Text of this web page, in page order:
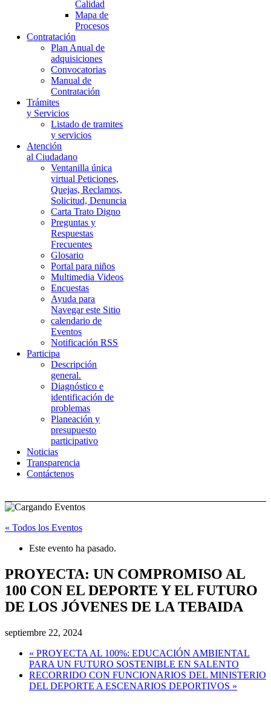
Calidad
Mapa de
Procesos
Contratación
Plan Anual de
adquisiciones
Convocatorias
Manual de
Contratación
Trámites
y Servicios
Listado de tramites
y servicios
Atención
al Ciudadano
Ventanilla única
virtual Peticiones,
Quejas, Reclamos,
Solicitud, Denuncia
Carta Trato Digno
Preguntas y
Respuestas
Frecuentes
Glosario
Portal para niños
Multimedia Videos
Encuestas
Ayuda para
Navegar este Sitio
calendario de
Eventos
Notificación RSS
Participa
Descripción
general.
Diagnóstico e
identificación de
problemas
Planeación y
presupuesto
participativo
Noticias
Transparencia
Contáctenos
« Todos los Eventos
Este evento ha pasado.
PROYECTA: UN COMPROMISO AL
100 CON EL DEPORTE Y EL FUTURO
DE LOS JÓVENES DE LA TEBAIDA
septiembre 22, 2024
« PROYECTA AL 100%: EDUCACIÓN AMBIENTAL
PARA UN FUTURO SOSTENIBLE EN SALENTO
RECORRIDO CON FUNCIONARIOS DEL MINISTERIO
DEL DEPORTE A ESCENARIOS DEPORTIVOS »